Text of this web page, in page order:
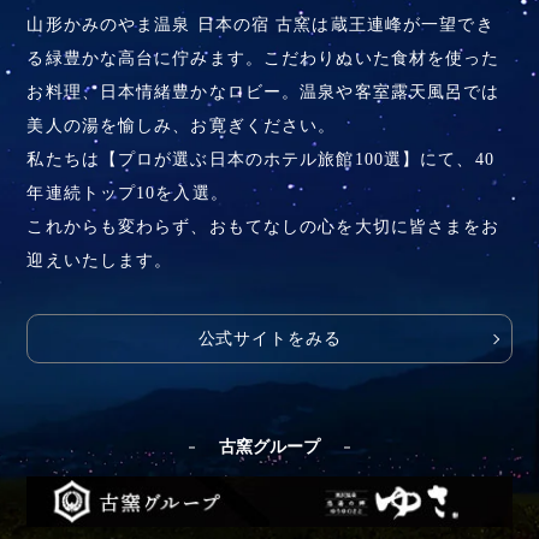
山形かみのやま温泉 日本の宿 古窯は蔵王連峰が一望でき
る緑豊かな高台に佇みます。こだわりぬいた食材を使った
お料理、 日本情緒豊かなロビー。温泉や客室露天風呂では
美人の湯を愉しみ、お寛ぎください。
私たちは【プロが選ぶ日本のホテル旅館100選】にて、40
年連続トップ10を入選。
これからも変わらず、おもてなしの心を大切に皆さまをお
迎えいたします。
公式サイトをみる
古窯グループ